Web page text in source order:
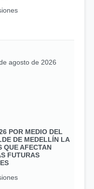
agosto de 2026
POR MEDIO DEL
DE MEDELLÍN LA
QUE AFECTAN
FUTURAS